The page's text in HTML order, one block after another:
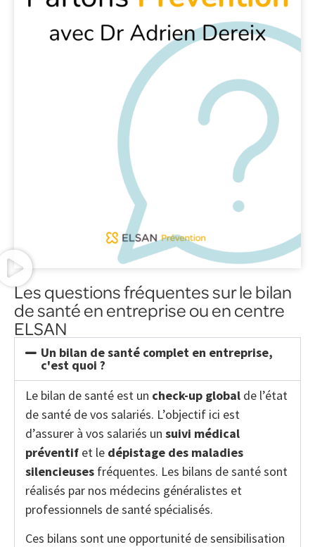
Les questions fréquentes sur le bilan
de santé en entreprise ou en centre
ELSAN
Un bilan de santé complet en entreprise,
c'est quoi ?
Le bilan de santé est un check-up global de l’état
de santé de vos salariés. L’objectif ici est
d’assurer à vos salariés un suivi médical
préventif et le dépistage des maladies
silencieuses fréquentes. Les bilans de santé sont
réalisés par nos médecins généralistes et
professionnels de santé spécialisés.
Ces bilans sont une opportunité de sensibilisation